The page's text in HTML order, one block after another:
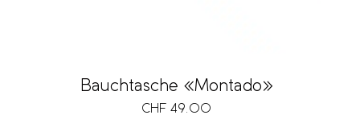
Bauchtasche «Montado»
CHF 49.00